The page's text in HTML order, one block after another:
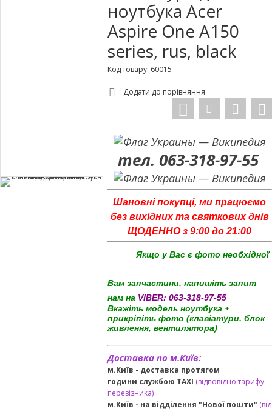
ноутбука Acer
Aspire One A150
series, rus, black
Код товару: 60015
Додати до порівняння
тел. 063-318-97-55
Шановні покупці, ми працюємо
без вихідних та святкових днів
ЩОДЕННО з 9:00 до 21:00
Якщо у Вас є фото необхідної
Вам запчастини, напишіть запит
нам на VIBER: 063-318-97-55
Вкажіть модель ноутбука +
прикріпіть фото (клавіатури, блок
живлення, вентилятора)
Доставка по м.Київ:
м.Київ - доставка протягом
години службою TAXI (відповідно тарифу
перевізника)
м.Київ - на відділення "Нової пошти" (від